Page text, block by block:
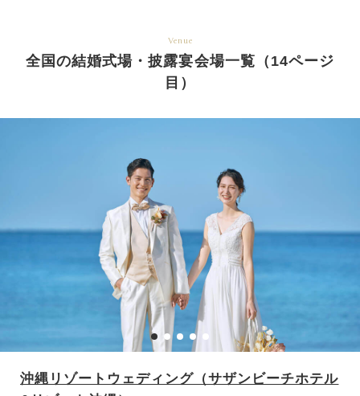
Venue
全国の結婚式場・披露宴会場一覧（14ページ
目）
沖縄リゾートウェディング（サザンビーチホテル